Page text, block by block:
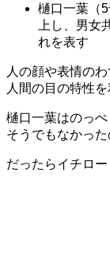
樋口一葉（
上し、男女
れを表す
人の顔や表情の
人間の目の特性
樋口一葉はのっぺ
そうでもなかった
だったらイチロ